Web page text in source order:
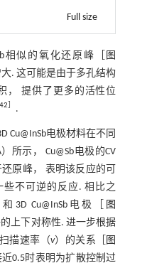
Full size
相似的氧化还原峰［
图
. 这可能是由于多孔结构
， 提供了更多的活性位
42］ .
Cu@InSb电极材料在不同
）所示， Cu@Sb电极的CV
原峰， 表明该反应的可
不可逆的反应. 相比之
3D Cu@InSb电极［
图
上下对称性. 进一步根据
描速率（v）的关系［
图
0.5时表明为扩散控制过